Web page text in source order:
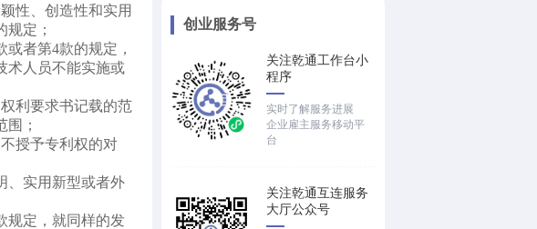
性、创造性和实用
定；
者第4款的规定，
术人员不能实施或
利要求书记载的范
；
授予专利权的对
、实用新型或者外
规定，就同样的发
创业服务号
关注乾通工作台小
程序
实时了解服务进展
企业雇主服务移动平
台
关注乾通互连服务
大厅公众号